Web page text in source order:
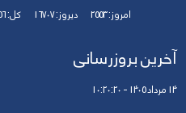
امروز:2553 دیروز:16707 کل:
آخرین بروزرسانی
14 مرداد 1405 - 10:20:20